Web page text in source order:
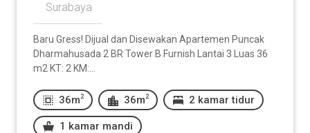
Surabaya
Baru Gress! Dijual dan Disewakan Apartemen Puncak
Dharmahusada 2 BR Tower B Furnish Lantai 3 Luas 36
m2 KT: 2 KM:...
36m 2 36m 2 2 kamar tidur
1 kamar mandi